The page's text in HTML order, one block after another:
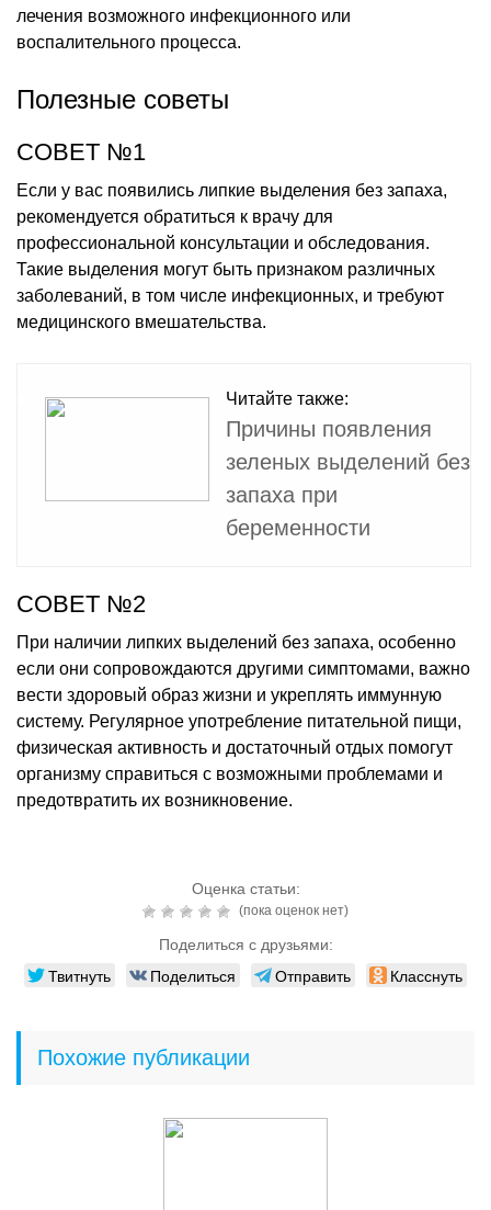
лечения возможного инфекционного или
воспалительного процесса.
Полезные советы
СОВЕТ №1
Если у вас появились липкие выделения без запаха,
рекомендуется обратиться к врачу для
профессиональной консультации и обследования.
Такие выделения могут быть признаком различных
заболеваний, в том числе инфекционных, и требуют
медицинского вмешательства.
Читайте также:
Причины появления
зеленых выделений без
запаха при
беременности
СОВЕТ №2
При наличии липких выделений без запаха, особенно
если они сопровождаются другими симптомами, важно
вести здоровый образ жизни и укреплять иммунную
систему. Регулярное употребление питательной пищи,
физическая активность и достаточный отдых помогут
организму справиться с возможными проблемами и
предотвратить их возникновение.
Оценка статьи:
(пока оценок нет)
Поделиться с друзьями:
Твитнуть Поделиться Отправить Класснуть
Похожие публикации